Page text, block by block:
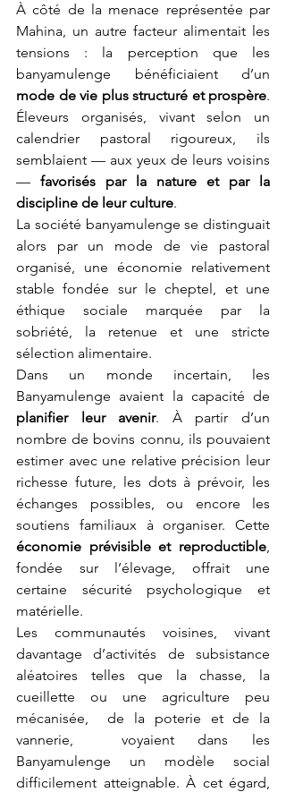
À côté de la menace représentée par
Mahina, un autre facteur alimentait les
tensions : la perception que les
mode de vie plus structuré et prospère.
Éleveurs organisés, vivant selon un
calendrier pastoral rigoureux, ils
semblaient — aux yeux de leurs voisins
— favorisés par la nature et par la
discipline de leur culture.
La société banyamulenge se distinguait
alors par un mode de vie pastoral
organisé, une économie relativement
stable fondée sur le cheptel, et une
éthique sociale marquée par la
sobriété, la retenue et une stricte
sélection alimentaire.
Dans un monde incertain, les
planifier leur avenir. À partir d’un
nombre de bovins connu, ils pouvaient
estimer avec une relative précision leur
richesse future, les dots à prévoir, les
échanges possibles, ou encore les
économie prévisible et reproductible,
fondée sur l’élevage, offrait une
certaine sécurité psychologique et
matérielle.
Les communautés voisines, vivant
davantage d’activités de subsistance
aléatoires telles que la chasse, la
cueillette ou une agriculture peu
mécanisée,  de la poterie et de la
vannerie,  voyaient dans les
Banyamulenge un modèle social
difficilement atteignable. À cet égard,